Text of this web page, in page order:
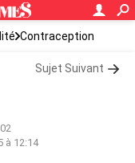
Contraception
Sujet Suivant
à 12:14